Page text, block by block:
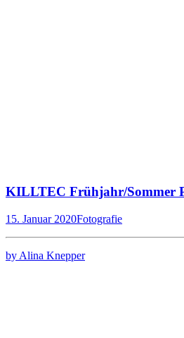
KILLTEC Frühjahr/Sommer
15. Januar 2020Fotografie
by Alina Knepper